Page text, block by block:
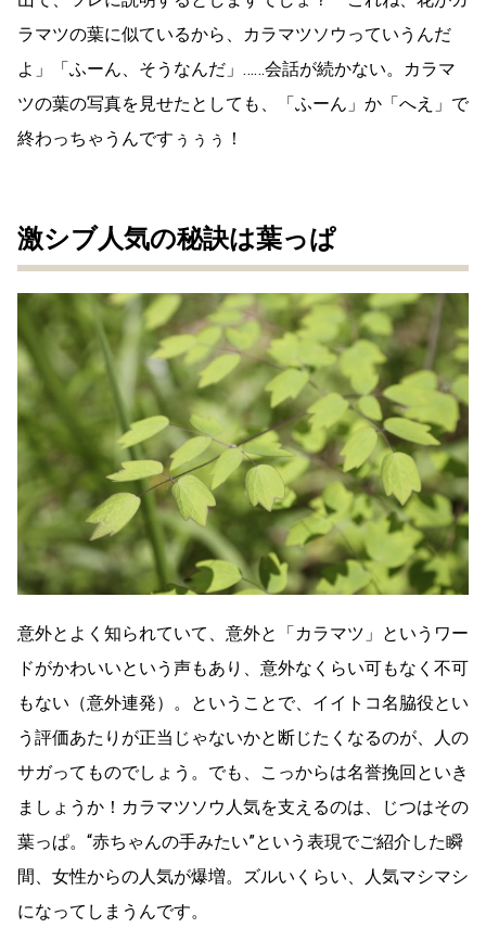
ラマツの葉に似ているから、カラマツソウっていうんだ
よ」「ふーん、そうなんだ」……会話が続かない。カラマ
ツの葉の写真を見せたとしても、「ふーん」か「へえ」で
終わっちゃうんですぅぅぅ！
激シブ人気の秘訣は葉っぱ
意外とよく知られていて、意外と「カラマツ」というワー
ドがかわいいという声もあり、意外なくらい可もなく不可
もない（意外連発）。ということで、イイトコ名脇役とい
う評価あたりが正当じゃないかと断じたくなるのが、人の
サガってものでしょう。でも、こっからは名誉挽回といき
ましょうか！カラマツソウ人気を支えるのは、じつはその
葉っぱ。“赤ちゃんの手みたい”という表現でご紹介した瞬
間、女性からの人気が爆増。ズルいくらい、人気マシマシ
になってしまうんです。